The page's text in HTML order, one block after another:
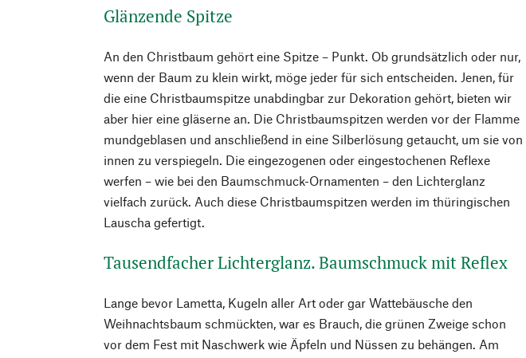
Glänzende Spitze
An den Christbaum gehört eine Spitze – Punkt. Ob grundsätzlich oder nur,
wenn der Baum zu klein wirkt, möge jeder für sich entscheiden. Jenen, für
die eine Christbaumspitze unabdingbar zur Dekoration gehört, bieten wir
aber hier eine gläserne an. Die Christbaumspitzen werden vor der Flamme
mundgeblasen und anschließend in eine Silberlösung getaucht, um sie von
innen zu verspiegeln. Die eingezogenen oder eingestochenen Reflexe
werfen – wie bei den Baumschmuck-­Ornamenten – den Lichterglanz
vielfach zurück. Auch diese Christbaumspitzen werden im thüringischen
Lauscha gefertigt.
Tausendfacher Lichterglanz. Baumschmuck mit Reflex
Lange bevor Lametta, Kugeln aller Art oder gar Wattebäusche den
Weihnachtsbaum schmückten, war es Brauch, die grünen Zweige schon
vor dem Fest mit Naschwerk wie Äpfeln und Nüssen zu behängen. Am